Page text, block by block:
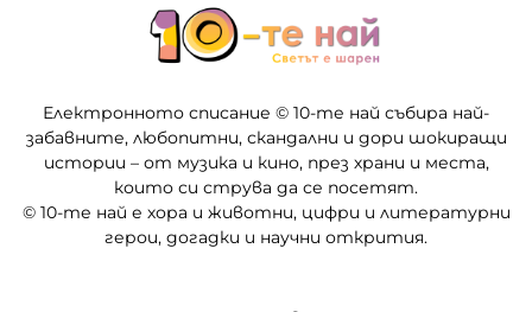
Електронното списание © 10-те най събира най-
забавните, любопитни, скандални и дори шокиращи
истории – от музика и кино, през храни и места,
които си струва да се посетят.
© 10-те най е хора и животни, цифри и литературни
герои, догадки и научни открития.